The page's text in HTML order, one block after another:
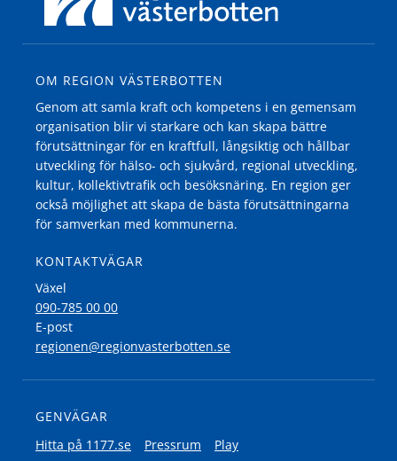
OM REGION VÄSTERBOTTEN
Genom att samla kraft och kompetens i en gemensam
organisation blir vi starkare och kan skapa bättre
förutsättningar för en kraftfull, långsiktig och hållbar
utveckling för hälso- och sjukvård, regional utveckling,
kultur, kollektivtrafik och besöksnäring. En region ger
också möjlighet att skapa de bästa förutsättningarna
för samverkan med kommunerna.
KONTAKTVÄGAR
Växel
090-785 00 00
E-post
regionen@regionvasterbotten.se
GENVÄGAR
Hitta på 1177.se
Pressrum
Play